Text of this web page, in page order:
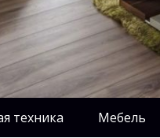
техника Мебель